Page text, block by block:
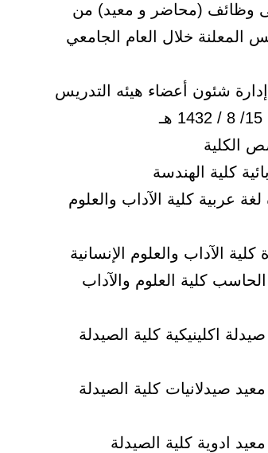
وظائف (محاضر و معيد) من
المعلنة خلال العام الجامعي
شئون أعضاء هيئه التدريس
الكلية
عربية كلية الآداب والعلوم
كلية العلوم والآداب
اكلينيكية كلية الصيدلة
صيدلانيات كلية الصيدلة
ادوية كلية الصيدلة